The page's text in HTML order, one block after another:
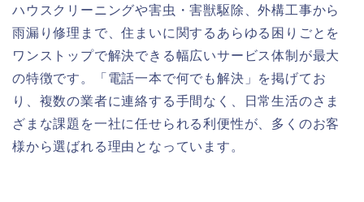
ハウスクリーニングや害虫・害獣駆除、外構工事から
雨漏り修理まで、住まいに関するあらゆる困りごとを
ワンストップで解決できる幅広いサービス体制が最大
の特徴です。「電話一本で何でも解決」を掲げてお
り、複数の業者に連絡する手間なく、日常生活のさま
ざまな課題を一社に任せられる利便性が、多くのお客
様から選ばれる理由となっています。